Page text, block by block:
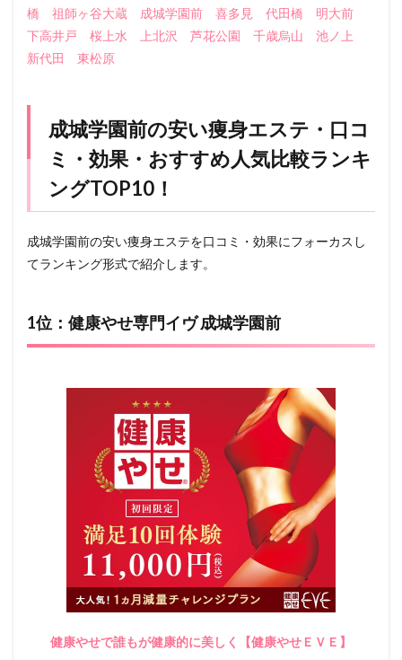
橋
祖師ヶ谷大蔵 成城学園前 喜多見 代田橋
明大前
下高井戸
桜上水 上北沢 芦花公園 千歳烏山
池ノ上
新代田
東松原
成城学園前の安い痩身エステ・口コ
ミ・効果・おすすめ人気比較ランキ
ングTOP10！
成城学園前の安い痩身エステを口コミ・効果にフォーカスし
てランキング形式で紹介します。
1位：健康やせ専門イヴ 成城学園前
健康やせで誰もが健康的に美しく【健康やせＥＶＥ】